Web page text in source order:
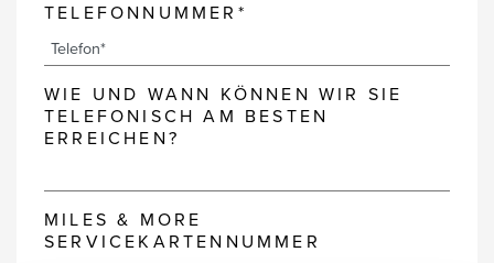
TELEFONNUMMER*
WIE UND WANN KÖNNEN WIR SIE
TELEFONISCH AM BESTEN
ERREICHEN?
MILES & MORE
SERVICEKARTENNUMMER